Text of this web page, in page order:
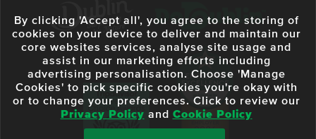
By clicking 'Accept all', you agree to the storing of
cookies on your device to deliver and maintain our
core websites services, analyse site usage and
assist in our marketing efforts including
advertising personalisation. Choose 'Manage
Cookies' to pick specific cookies you're okay with
or to change your preferences. Click to review our
Privacy Policy and Cookie Policy